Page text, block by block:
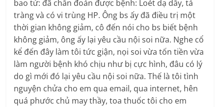
bao tử: đã chẩn đoán được bệnh: Loét dạ dầy, tá
tràng và có vi trùng HP. Ông bs ấy đã điều trị một
thời gian không giảm, cô đến nói cho bs biết bệnh
không giảm, ông ấy lại yêu cầu nội soi nữa. Nghe cổ
kể đến đây làm tôi tức giận, nọi soi vừa tốn tiền vừa
làm người bệnh khó chịu như bị cực hình, đâu có lý
do gì mới đó lại yêu cầu nội soi nữa. Thế là tôi tình
nguyện chửa cho em qua email, qua internet, hên
quá phước chủ may thầy, toa thuốc tôi cho em